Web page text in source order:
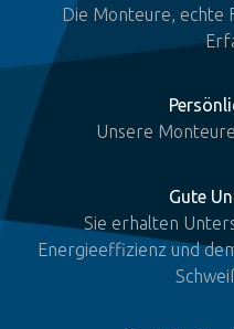
Die Monteure, echte
Unsere
Gute
Sie erhalten
Energieeffizienz und